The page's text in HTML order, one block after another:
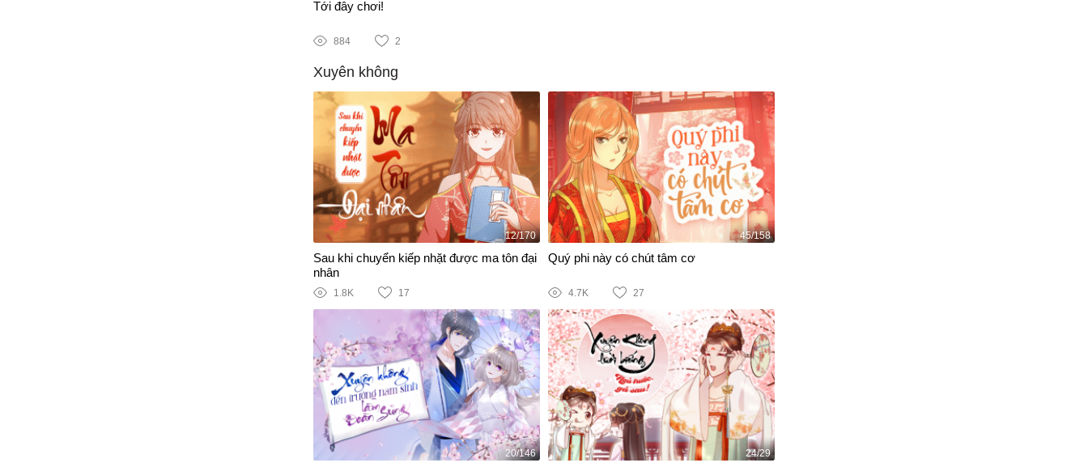
Tới đây chơi!
884 2
Xuyên không
12/170
Sau khi chuyển kiếp nhặt được ma tôn đại
nhân
1.8K 17
45/158
Quý phi này có chút tâm cơ
4.7K 27
20/146 24/29